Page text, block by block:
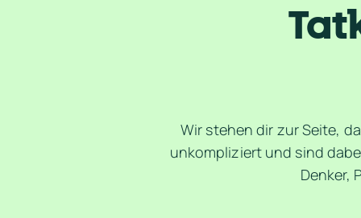
Wir stehen dir zur Seite,
unkompliziert und sind
Denker,